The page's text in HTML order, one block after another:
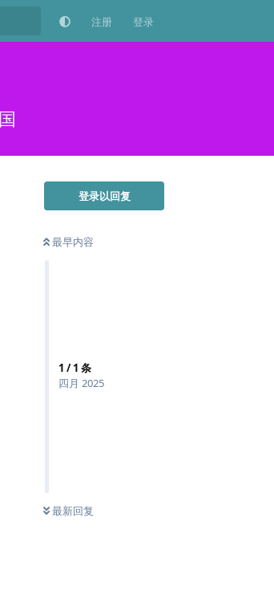
注册 登录
登录以回复
最早内容
1 /1 条
四月 2025
最新回复